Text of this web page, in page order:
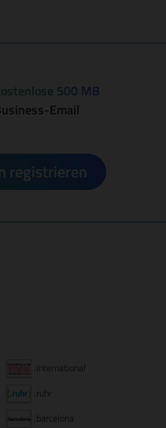
500 MB
Email
registrieren
.international
.ruhr
.barcelona